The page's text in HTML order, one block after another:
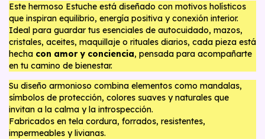
Este hermoso Estuche está diseñado con motivos holísticos
que inspiran equilibrio, energía positiva y conexión interior.
Ideal para guardar tus esenciales de autocuidado, mazos,
cristales, aceites, maquillaje o rituales diarios, cada pieza está
hecha con amor y conciencia, pensada para acompañarte
en tu camino de bienestar.
Su diseño armonioso combina elementos como mandalas,
símbolos de protección, colores suaves y naturales que
invitan a la calma y la introspección.
Fabricados en tela cordura, forrados, resistentes,
impermeables y livianas.